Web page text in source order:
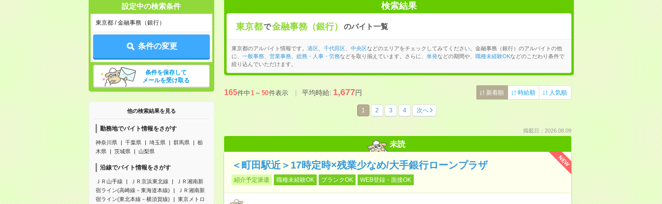
設定中の検索条件
東京都 / 金融事務（銀行）
条件の変更
条件を保存して
メールを受け取る
他の検索結果を見る
勤務地でバイト情報をさがす
神奈川県 千葉県 埼玉県 群馬県
栃
木県
茨城県 山梨県
沿線でバイト情報をさがす
ＪＲ山手線 ＪＲ京浜東北線
ＪＲ湘南新
宿ライン(高崎線－東海道本線)
ＪＲ湘南新
宿ライン(東北本線－横須賀線)
東京メトロ
検索結果
東京都で金融事務（銀行） のバイト一覧
東京都のアルバイト情報です。 港区、 千代田区、 中央区などのエリアをチェックしてみてください。金融事務（銀行）のアルバイトの他
に、 一般事務、 営業事務、 総務・人事・労務などを取り揃えています。さらに、 単発などの期間や、 職種未経験OKなどのこだわり条件で
絞り込んでいただけます。
165件中1～50件表示 平均時給:1,677円 新着順 時給順 人気順
1 2 3 4 次へ
掲載日：2026.08.09
未読
NEW
＜町田駅近＞17時定時×残業少なめ/大手銀行ローンプラザ
紹介予定派遣 職種未経験OK ブランクOK WEB登録・面接OK